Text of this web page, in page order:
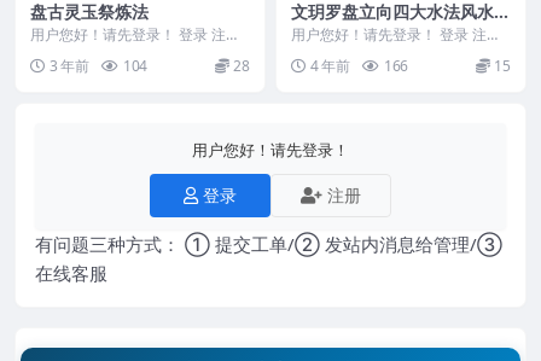
盘古灵玉祭炼法
用户您好！请先登录！ 登录 注册
盘古玉 盘古灵玉祭炼法 可以把自
己佩戴的玉石祭...
3 年前 104 28
文玥罗盘立向四大水法风水高
级课程18集 视频
用户您好！请先登录！ 登录 注册
文玥罗盘立向四大水法高级课程
文玥罗盘 编号：...
4 年前 166 15
用户您好！请先登录！
登录 注册
有问题三种方式： ① 提交工单/② 发站内消息给管理/③
在线客服